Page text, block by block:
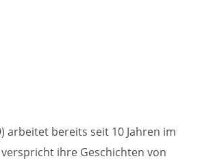
arbeitet bereits seit 10 Jahren im
ihre Geschichten von